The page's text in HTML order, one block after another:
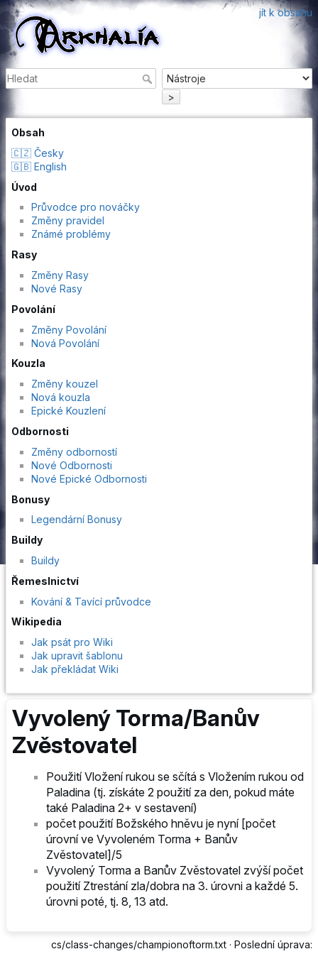
jít k obsahu
>
Obsah
🇨🇿 Česky
🇬🇧 English
Úvod
Průvodce pro nováčky
Změny pravidel
Známé problémy
Rasy
Změny Rasy
Nové Rasy
Povolání
Změny Povolání
Nová Povolání
Kouzla
Změny kouzel
Nová kouzla
Epické Kouzlení
Odbornosti
Změny odborností
Nové Odbornosti
Nové Epické Odbornosti
Bonusy
Legendární Bonusy
Buildy
Buildy
Řemeslnictví
Kování & Tavící průvodce
Wikipedia
Jak psát pro Wiki
Jak upravit šablonu
Jak překládat Wiki
Vyvolený Torma/Banův
Zvěstovatel
Použití Vložení rukou se sčítá s Vložením rukou od
Paladina (tj. získáte 2 použití za den, pokud máte
také Paladina 2+ v sestavení)
počet použití Božského hněvu je nyní [počet
úrovní ve Vyvoleném Torma + Banův
Zvěstovatel]/5
Vyvolený Torma a Banův Zvěstovatel zvýší počet
použití Ztrestání zla/dobra na 3. úrovni a každé 5.
úrovni poté, tj. 8, 13 atd.
cs/class-changes/championoftorm.txt · Poslední úprava: